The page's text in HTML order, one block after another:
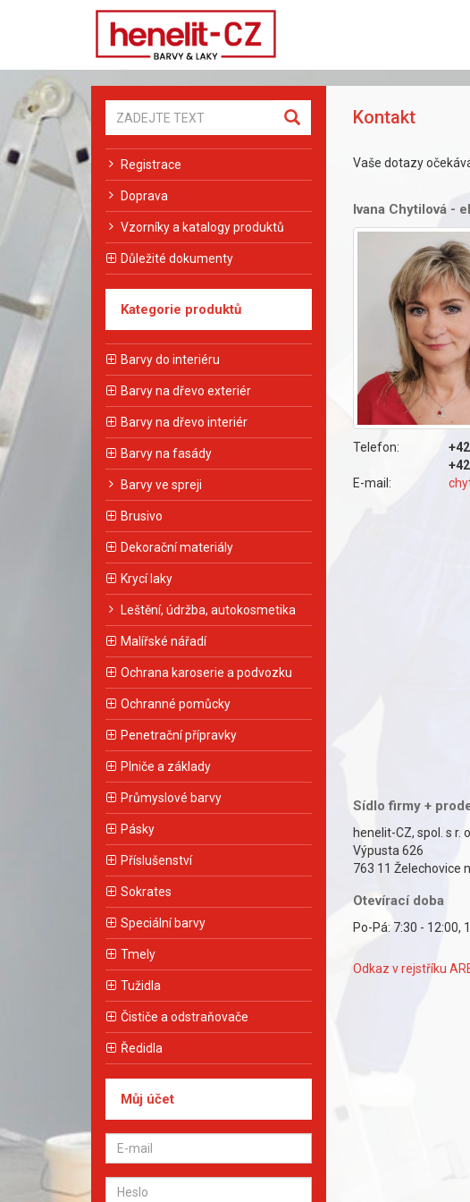
Registrace
Doprava
Vzorníky a katalogy produktů
Důležité dokumenty
Kategorie produktů
Barvy do interiéru
Barvy na dřevo exteriér
Barvy na dřevo interiér
Barvy na fasády
Barvy ve spreji
Brusivo
Dekorační materiály
Krycí laky
Leštění, údržba, autokosmetika
Malířské nářadí
Ochrana karoserie a podvozku
Ochranné pomůcky
Penetrační přípravky
Plniče a základy
Průmyslové barvy
Pásky
Příslušenství
Sokrates
Speciální barvy
Tmely
Tužidla
Čističe a odstraňovače
Ředidla
Můj účet
Kontakt
Vaše dotazy
Ivana Chytilová -
Telefon:
E-mail:
Sídlo firmy +
henelit-CZ, spol. s r.
Výpusta 626
763 11 Želechovice
Otevírací doba
Po-Pá: 7:30 - 12:00,
Odkaz v rejstříku